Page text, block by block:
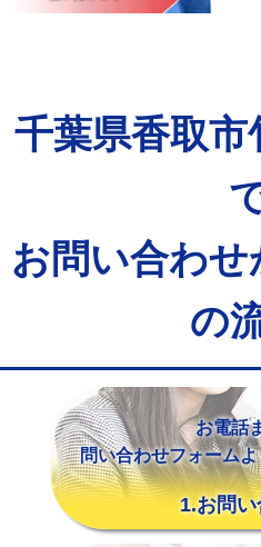
コンクリート斫り（厚さ10㎝まで
コンクリート斫り（厚さ10㎝超え
モルタル補修（厚さ10㎝超え）
※給水管工事は20mmまでの価
千葉県香取
お問い合わ
の
お電話
問い合わせフォームよ
1.お問